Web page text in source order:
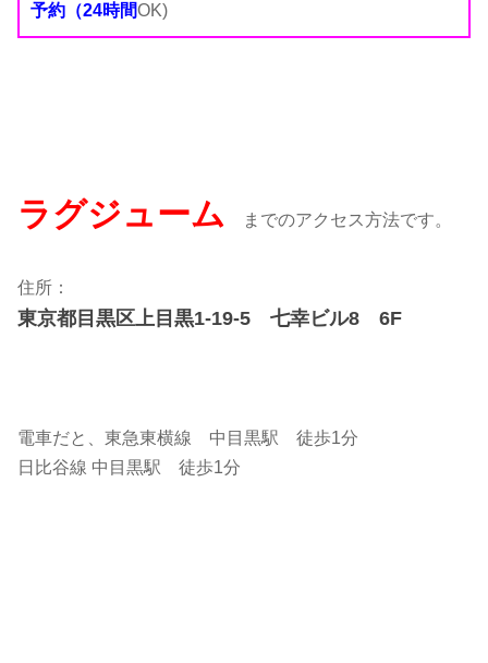
予約（24時間OK)
ラグジューム までのアクセス方法です。
住所：
東京都目黒区上目黒1-19-5 七幸ビル8 6F
電車だと、東急東横線 中目黒駅 徒歩1分
日比谷線 中目黒駅 徒歩1分